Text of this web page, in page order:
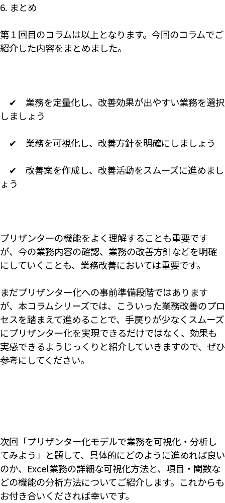
6. まとめ
第１回目のコラムは以上となります。今回のコラムでご
紹介した内容をまとめました。
✔ 業務を定量化し、改善効果が出やすい業務を選択
しましょう
✔ 業務を可視化し、改善方針を明確にしましょう
✔ 改善案を作成し、改善活動をスムーズに進めまし
ょう
プリザンターの機能をよく理解することも重要です
が、今の業務内容の確認、業務の改善方針などを明確
にしていくことも、業務改善においては重要です。
まだプリザンター化への事前準備段階ではあります
が、本コラムシリーズでは、こういった業務改善のプロ
セスを踏まえて進めることで、手戻りが少なくスムーズ
にプリザンター化を実現できるだけではなく、効果も
実感できるようじっくりと紹介していきますので、ぜひ
参考にしてください。
次回「プリザンター化モデルで業務を可視化・分析し
てみよう」と題して、具体的にどのように進めれば良い
のか、Excel業務の詳細な可視化方法と、項目・関数な
どの機能の分析方法についてご紹介します。これからも
お付き合いくだされば幸いです。